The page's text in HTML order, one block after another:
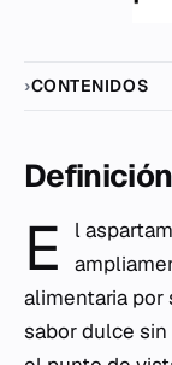
CONTENIDOS
E
l
alimentaria por
sabor dulce